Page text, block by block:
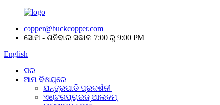
copper@buckcopper.com
ସୋମ - ଶନିବାର ସକାଳ 7:00 ରୁ 9:00 PM |
English
ଘର
ଆମ ବିଷୟରେ
ଯନ୍ତ୍ରପାତି ପ୍ରଦର୍ଶନୀ |
ଏଣ୍ଟରପ୍ରାଇଜ୍ ଆଲବମ୍ |